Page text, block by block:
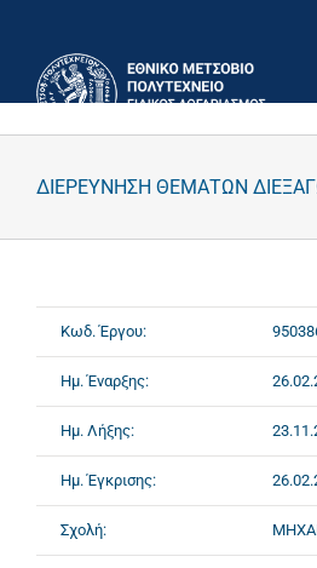
περιεχόμενο
ΔΙΕΡΕΥΝΗΣΗ ΘΕΜΑΤΩΝ
Κωδ. Έργου:
Ημ. Έναρξης:
Ημ. Λήξης:
Ημ. Έγκρισης:
Σχολή: